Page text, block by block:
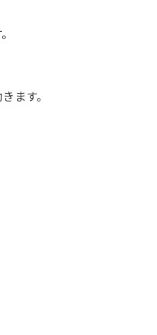
ます。